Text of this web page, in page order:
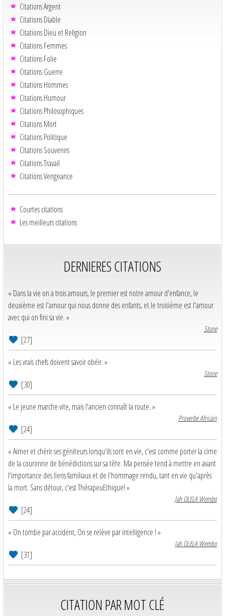
Citations Argent
Citations Diable
Citations Dieu et Religion
Citations Femmes
Citations Folie
Citations Guerre
Citations Hommes
Citations Humour
Citations Philosophiques
Citations Mort
Citations Politique
Citations Souvenirs
Citations Travail
Citations Vengeance
Courtes citations
Les meilleurs citations
DERNIERES CITATIONS
« Dans la vie on a trois amours, le premier est notre amour d'enfance, le
deuxième est l'amour qui nous donne des enfants, et le troisième est l'amour
avec qui on fini sa vie. »
Stone
[27]
« Les vrais chefs doivent savoir obéir. »
Stone
[30]
« Le jeune marche vite, mais l'ancien connaît la route. »
Proverbe Africain
[24]
« Aimer et chérir ses géniteurs lorsqu'ils sont en vie, c'est comme porter la cime
de la couronne de bénédictions sur sa tête. Ma pensée tend à mettre en avant
l'importance des liens familiaux et de l'hommage rendu, tant en vie qu'après
la mort. Sans détour, c'est ThérapeuEthique! »
Jah OLELA Wembo
[24]
« On tombe par accident, On se relève par intelligence ! »
Jah OLELA Wembo
[31]
CITATION PAR MOT CLÉ